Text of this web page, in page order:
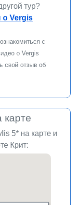
тур?
Vergis
с
о Vergis
свой отзыв об
карте
5* на карте и
Крит: